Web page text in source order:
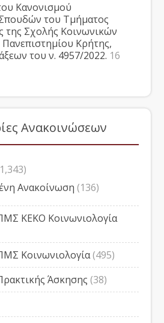
Κανονισμού
του Τμήματος
της Σχολής Κοινωνικών
Κρήτης,
του ν. 4957/2022. 16
Ανακοινώσεων
Ανακοίνωση (136)
ΚΕΚΟ Κοινωνιολογία
Κοινωνιολογία(495)
Άσκησης (38)